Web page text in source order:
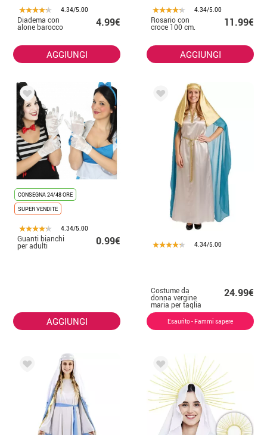
4.34/5.00
Diadema con
alone barocco 4.99€
AGGIUNGI
4.34/5.00
Rosario con
croce 100 cm. 11.99€
AGGIUNGI
CONSEGNA 24/48 ORE
SUPER VENDITE
4.34/5.00
Guanti bianchi
per adulti 0.99€
AGGIUNGI
4.34/5.00
Costume da
donna vergine
maria per taglia
universale ml
24.99€
Esaurito - Fammi sapere